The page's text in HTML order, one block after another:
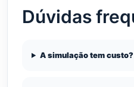
Dúvidas
A simulação tem custo?